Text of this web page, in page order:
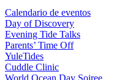
Calendario de eventos
Day of Discovery
Evening Tide Talks
Parents’ Time Off
YuleTides
Cuddle Clinic